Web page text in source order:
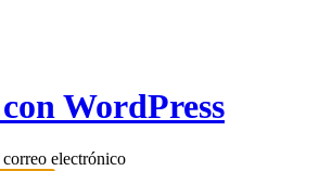
WordPress
electrónico